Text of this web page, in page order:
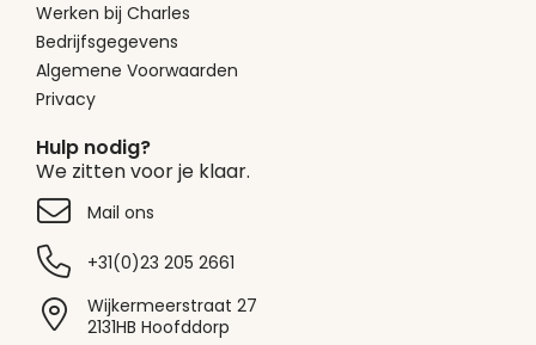
Werken bij Charles
Bedrijfsgegevens
Algemene Voorwaarden
Privacy
Hulp nodig?
We zitten voor je klaar.
Mail ons
+31(0)23 205 2661
Wijkermeerstraat 27
2131HB Hoofddorp